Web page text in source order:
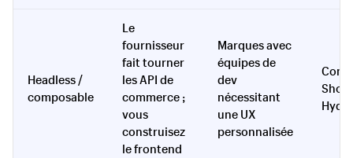
Headless /
composable
Le
fournisseur
fait tourner
les API de
commerce ;
vous
construisez
le frontend
Marques avec
équipes de
dev
nécessitant
une UX
personnalisée